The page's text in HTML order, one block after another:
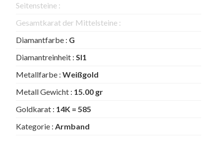
Seitensteine :
Gesamtkarat der Mittelsteine :
Diamantfarbe : G
Diamantreinheit :SI1
Metallfarbe :Weißgold
Metall Gewicht : 15.00 gr
Goldkarat : 14K = 585
Kategorie :Armband